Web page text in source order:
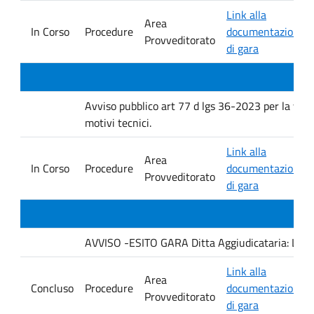
In Corso Procedure
Area
Provveditorato
Link alla
documentazione
di gara
Avviso pubblico art 77 d lgs 36-2023 per la
motivi tecnici.
In Corso Procedure
Area
Provveditorato
Link alla
documentazione
di gara
AVVISO -ESITO GARA Ditta Aggiudicataria:
Concluso Procedure
Area
Provveditorato
Link alla
documentazione
di gara